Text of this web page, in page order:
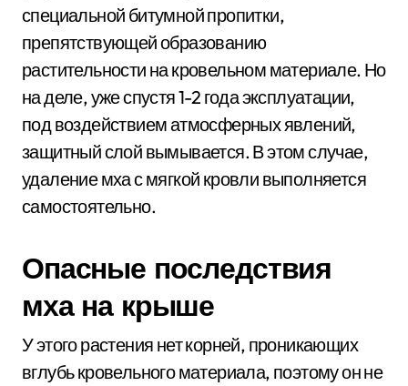
специальной битумной пропитки,
препятствующей образованию
растительности на кровельном материале. Но
на деле, уже спустя 1-2 года эксплуатации,
под воздействием атмосферных явлений,
защитный слой вымывается. В этом случае,
удаление мха с мягкой кровли выполняется
самостоятельно.
Опасные последствия
мха на крыше
У этого растения нет корней, проникающих
вглубь кровельного материала, поэтому он не